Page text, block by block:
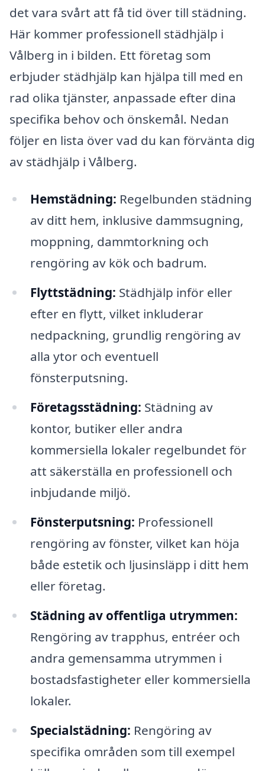
det vara svårt att få tid över till städning.
Här kommer professionell städhjälp i
Vålberg in i bilden. Ett företag som
erbjuder städhjälp kan hjälpa till med en
rad olika tjänster, anpassade efter dina
specifika behov och önskemål. Nedan
följer en lista över vad du kan förvänta dig
av städhjälp i Vålberg.
Hemstädning: Regelbunden städning
av ditt hem, inklusive dammsugning,
moppning, dammtorkning och
rengöring av kök och badrum.
Flyttstädning: Städhjälp inför eller
efter en flytt, vilket inkluderar
nedpackning, grundlig rengöring av
alla ytor och eventuell
fönsterputsning.
Företagsstädning: Städning av
kontor, butiker eller andra
kommersiella lokaler regelbundet för
att säkerställa en professionell och
inbjudande miljö.
Fönsterputsning: Professionell
rengöring av fönster, vilket kan höja
både estetik och ljusinsläpp i ditt hem
eller företag.
Städning av offentliga utrymmen:
Rengöring av trapphus, entréer och
andra gemensamma utrymmen i
bostadsfastigheter eller kommersiella
lokaler.
Specialstädning: Rengöring av
specifika områden som till exempel